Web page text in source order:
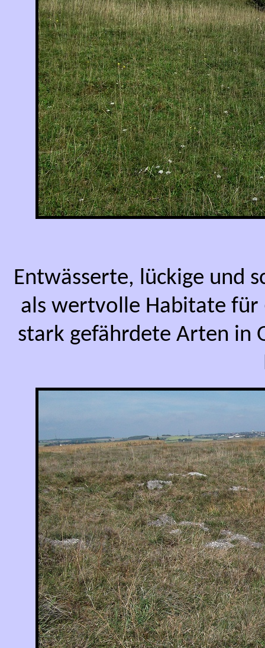
Entwässerte, lückige und
als wertvolle Habitate für
stark gefährdete Arten in